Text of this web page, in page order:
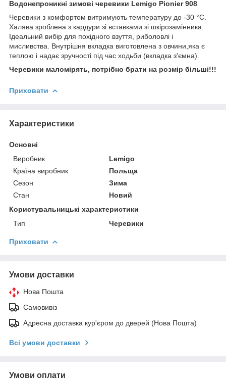
Водонепроникні зимові черевики Lemigo Pionier 908
Черевики з комфортом витримують температуру до -30 °C.
Халява зроблена з кардури зі вставками зі шкірозамінника.
Ідеальний вибір для похідного взуття, риболовлі і
мисливства. Внутрішня вкладка виготовлена з овчини,яка є
теплою і надає зручності під час ходьби (вкладка з'ємна).
Черевики маломірять, потрібно брати на розмір більші!!!
Приховати
Характеристики
Основні
Виробник
Lemigo
Країна виробник
Польща
Сезон
Зима
Стан
Новий
Користувальницькі характеристики
Тип
Черевики
Приховати
Умови доставки
Нова Пошта
Самовивіз
Адресна доставка кур'єром до дверей (Нова Пошта)
Всі умови доставки
Умови оплати